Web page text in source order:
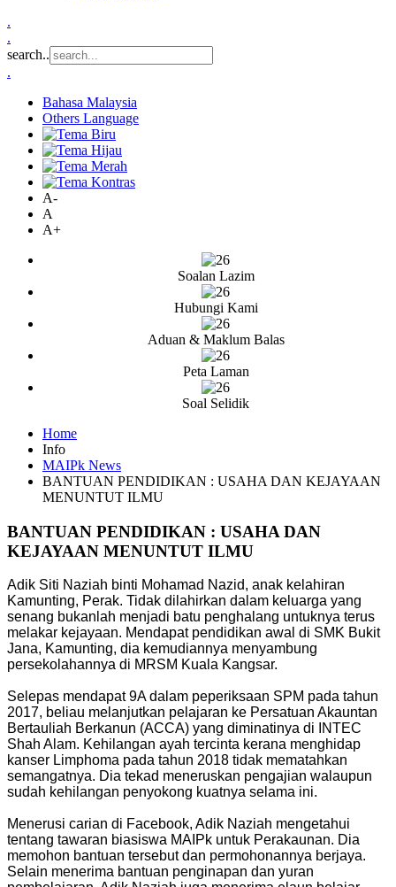
.
.
search..
.
Bahasa Malaysia
Others Language
A-
A
A+
Soalan Lazim
Hubungi Kami
Aduan & Maklum Balas
Peta Laman
Soal Selidik
Home
Info
MAIPk News
BANTUAN PENDIDIKAN : USAHA DAN KEJAYAAN
MENUNTUT ILMU
BANTUAN PENDIDIKAN : USAHA DAN
KEJAYAAN MENUNTUT ILMU
Adik Siti Naziah binti Mohamad Nazid, anak kelahiran
Kamunting, Perak. Tidak dilahirkan dalam keluarga yang
senang bukanlah menjadi batu penghalang untuknya terus
melakar kejayaan. Mendapat pendidikan awal di SMK Bukit
Jana, Kamunting, dia kemudiannya menyambung
persekolahannya di MRSM Kuala Kangsar.
Selepas mendapat 9A dalam peperiksaan SPM pada tahun
2017, beliau melanjutkan pelajaran ke Persatuan Akauntan
Bertauliah Berkanun (ACCA) yang diminatinya di INTEC
Shah Alam. Kehilangan ayah tercinta kerana menghidap
kanser Limphoma pada tahun 2018 tidak mematahkan
semangatnya. Dia tekad meneruskan pengajian walaupun
sudah kehilangan penyokong kuatnya selama ini.
Menerusi carian di Facebook, Adik Naziah mengetahui
tentang tawaran biasiswa MAIPk untuk Perakaunan. Dia
memohon bantuan tersebut dan permohonannya berjaya.
Selain menerima bantuan penginapan dan yuran